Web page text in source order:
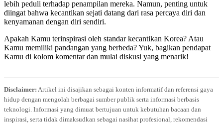
lebih peduli terhadap penampilan mereka. Namun, penting untuk
diingat bahwa kecantikan sejati datang dari rasa percaya diri dan
kenyamanan dengan diri sendiri.
Apakah Kamu terinspirasi oleh standar kecantikan Korea? Atau
Kamu memiliki pandangan yang berbeda? Yuk, bagikan pendapat
Kamu di kolom komentar dan mulai diskusi yang menarik!
Disclaimer: Artikel ini disajikan sebagai konten informatif dan referensi gaya
hidup dengan mengolah berbagai sumber publik serta informasi berbasis
teknologi. Informasi yang dimuat bertujuan untuk kebutuhan bacaan dan
inspirasi, serta tidak dimaksudkan sebagai nasihat profesional, rekomendasi